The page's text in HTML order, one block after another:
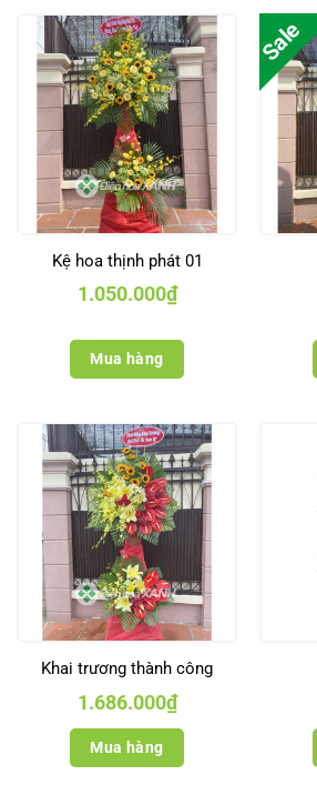
Kệ hoa thịnh phát 01
1.050.000₫
Mua hàng
Sale
Khai trương thành công
1.686.000₫
Mua hàng